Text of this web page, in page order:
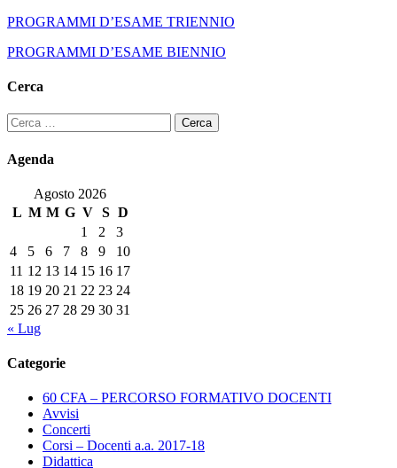
PROGRAMMI D’ESAME TRIENNIO
PROGRAMMI D’ESAME BIENNIO
Cerca
Ricerca
per:
Agenda
Agosto 2026
L M M G V S D
1
2
3
4
5 6 7 8 9
10
11 12 13 14 15 16 17
18 19 20 21 22 23 24
25 26 27 28 29 30 31
« Lug
Categorie
60 CFA – PERCORSO FORMATIVO DOCENTI
Avvisi
Concerti
Corsi – Docenti a.a. 2017-18
Didattica